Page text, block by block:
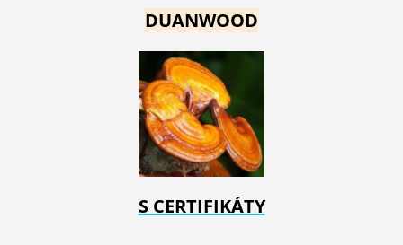
DUANWOOD
S CERTIFIKÁTY